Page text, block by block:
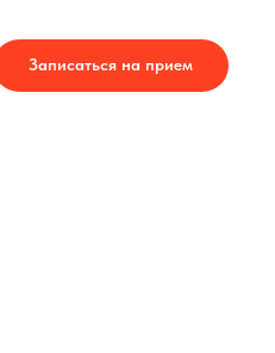
Записаться на прием